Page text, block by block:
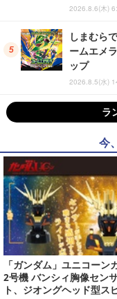
2026.8.6(木)
しまむら
ームエメ
ップ
2026.8.5(水)
ラ
今
「ガンダム」ユニコーン
2号機 バンシィ胸像セン
ト、ジオングヘッド型ス